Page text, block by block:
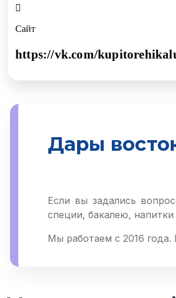
Сайт
https://vk.com/
Дары
Если вы задались
специи, бакалею, напитки
Мы работаем с 2016